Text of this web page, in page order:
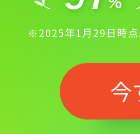
※2025年1月29日時点
今